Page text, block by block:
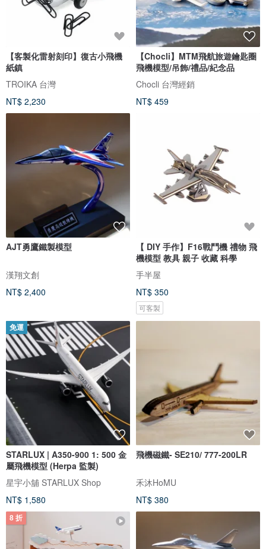
【客製化雷射刻印】復古小飛機
紙鎮
TROIKA 台灣
NT$ 2,230
【Chocli】MTM飛航旅遊鑰匙圈
飛機模型/吊飾/禮品/紀念品
Chocli 台灣經銷
NT$ 459
AJT勇鷹鐵製模型
漢翔文創
NT$ 2,400
【 DIY 手作】F16戰鬥機 禮物 飛
機模型 教具 親子 收藏 科學
手半屋
NT$ 350
可客製
免運
STARLUX | A350-900 1: 500 金
屬飛機模型 (Herpa 監製)
星宇小舖 STARLUX Shop
NT$ 1,580
飛機磁鐵- SE210/ 777-200LR
禾沐HoMU
NT$ 380
8 折